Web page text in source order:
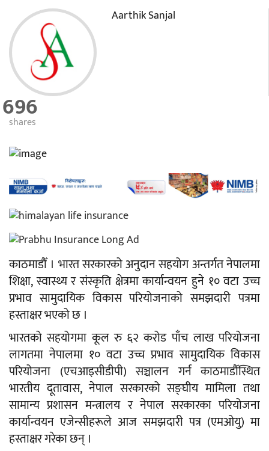
Aarthik Sanjal
696
shares
काठमाडौँ । भारत सरकारको अनुदान सहयोग अन्तर्गत नेपालमा
शिक्षा, स्वास्थ्य र संस्कृति क्षेत्रमा कार्यान्वयन हुने १० वटा उच्च
प्रभाव सामुदायिक विकास परियोजनाको समझदारी पत्रमा
हस्ताक्षर भएको छ ।
भारतको सहयोगमा कूल रु ६२ करोड पाँच लाख परियोजना
लागतमा नेपालमा १० वटा उच्च प्रभाव सामुदायिक विकास
परियोजना (एचआइसीडीपी) सञ्चालन गर्न काठमाडौँस्थित
भारतीय दूतावास, नेपाल सरकारको सङ्घीय मामिला तथा
सामान्य प्रशासन मन्त्रालय र नेपाल सरकारका परियोजना
कार्यान्वयन एजेन्सीहरूले आज समझदारी पत्र (एमओयु) मा
हस्ताक्षर गरेका छन् ।